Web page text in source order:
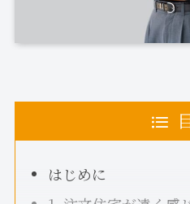
はじめに